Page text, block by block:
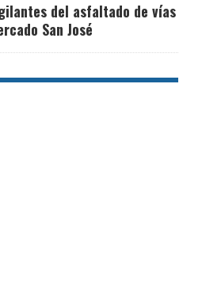
del asfaltado de vías
San José